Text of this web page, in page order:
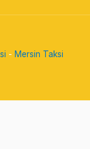
- Mersin Taksi